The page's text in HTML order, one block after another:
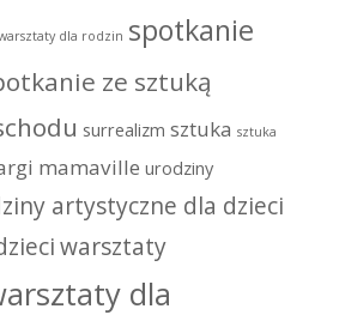
dla rodzin spotkanie
ze sztuką
surrealizm sztuka sztuka
mamaville urodziny
artystyczne dla dzieci
warsztaty
dla